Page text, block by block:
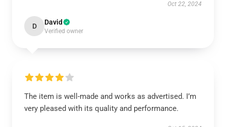
Oct 22, 2024
D David
Verified owner
The item is well-made and works as advertised. I’m
very pleased with its quality and performance.